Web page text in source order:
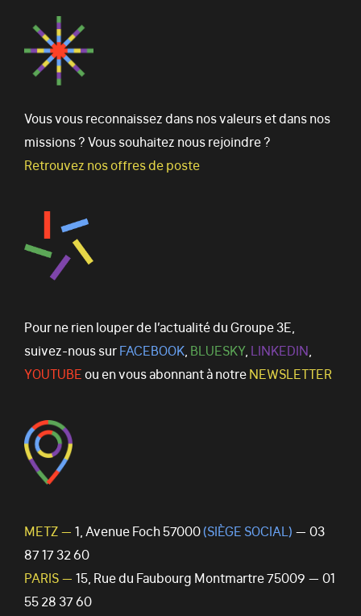
Vous vous reconnaissez dans nos valeurs et dans nos
missions ? Vous souhaitez nous rejoindre ?
Retrouvez nos offres de poste
Pour ne rien louper de l’actualité du Groupe 3E,
suivez-nous surFACEBOOK, BLUESKY, LINKEDIN,
YOUTUBEou en vous abonnant à notreNEWSLETTER
METZ — 1, Avenue Foch 57000(SIÈGE SOCIAL) — 03
87 17 32 60
PARIS — 15, Rue du Faubourg Montmartre 75009 — 01
55 28 37 60